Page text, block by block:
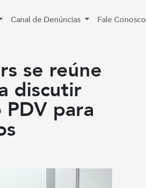
Canal de Denúncias Fale Conosco
se reúne
discutir
para